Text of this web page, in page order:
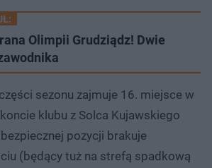
Olimpii Grudziądz! Dwie
sezonu zajmuje 16. miejsce w
klubu z Solca Kujawskiego
pozycji brakuje
(będący tuż na strefą spadkową